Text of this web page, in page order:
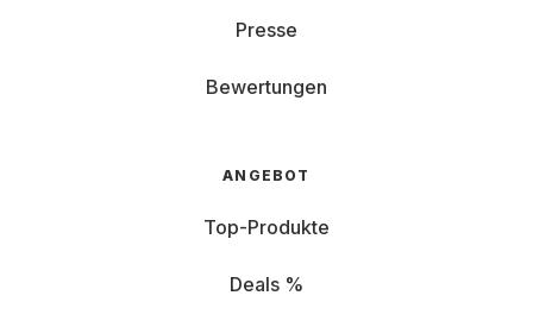
Presse
Bewertungen
ANGEBOT
Top-Produkte
Deals %